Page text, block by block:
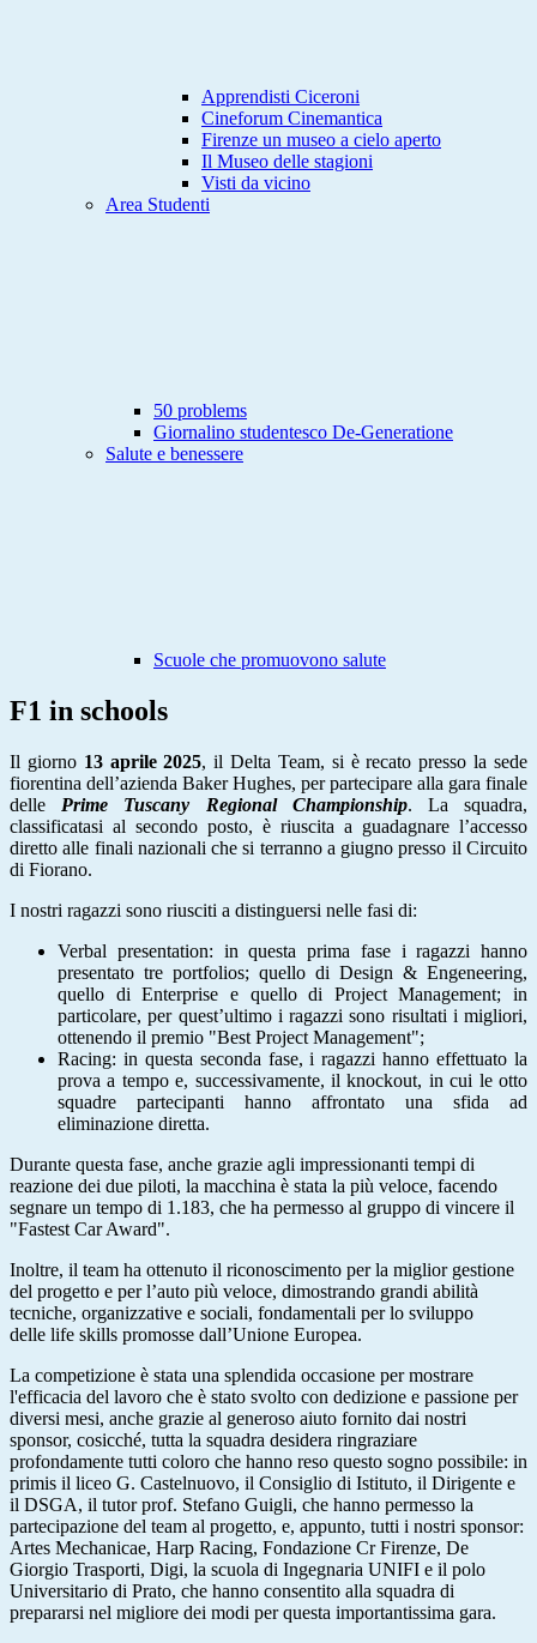
Apprendisti Ciceroni
Cineforum Cinemantica
Firenze un museo a cielo aperto
Il Museo delle stagioni
Visti da vicino
Area Studenti
50 problems
Giornalino studentesco De-Generatione
Salute e benessere
Scuole che promuovono salute
F1 in schools
Il giorno 13 aprile 2025, il Delta Team, si è recato presso la sede
fiorentina dell’azienda Baker Hughes, per partecipare alla gara finale
delle Prime Tuscany Regional Championship. La squadra,
classificatasi al secondo posto, è riuscita a guadagnare l’accesso
diretto alle finali nazionali che si terranno a giugno presso il Circuito
di Fiorano.
I nostri ragazzi sono riusciti a distinguersi nelle fasi di:
Verbal presentation: in questa prima fase i ragazzi hanno
presentato tre portfolios; quello di Design & Engeneering,
quello di Enterprise e quello di Project Management; in
particolare, per quest’ultimo i ragazzi sono risultati i migliori,
ottenendo il premio "Best Project Management";
Racing: in questa seconda fase, i ragazzi hanno effettuato la
prova a tempo e, successivamente, il knockout, in cui le otto
squadre partecipanti hanno affrontato una sfida ad
eliminazione diretta.
Durante questa fase, anche grazie agli impressionanti tempi di
reazione dei due piloti, la macchina è stata la più veloce, facendo
segnare un tempo di 1.183, che ha permesso al gruppo di vincere il
"Fastest Car Award".
Inoltre, il team ha ottenuto il riconoscimento per la miglior gestione
del progetto e per l’auto più veloce, dimostrando grandi abilità
tecniche, organizzative e sociali, fondamentali per lo sviluppo
delle life skills promosse dall’Unione Europea.
La competizione è stata una splendida occasione per mostrare
l'efficacia del lavoro che è stato svolto con dedizione e passione per
diversi mesi, anche grazie al generoso aiuto fornito dai nostri
sponsor, cosicché, tutta la squadra desidera ringraziare
profondamente tutti coloro che hanno reso questo sogno possibile: in
primis il liceo G. Castelnuovo, il Consiglio di Istituto, il Dirigente e
il DSGA, il tutor prof. Stefano Guigli, che hanno permesso la
partecipazione del team al progetto, e, appunto, tutti i nostri sponsor:
Artes Mechanicae, Harp Racing, Fondazione Cr Firenze, De
Giorgio Trasporti, Digi, la scuola di Ingegnaria UNIFI e il polo
Universitario di Prato, che hanno consentito alla squadra di
prepararsi nel migliore dei modi per questa importantissima gara.